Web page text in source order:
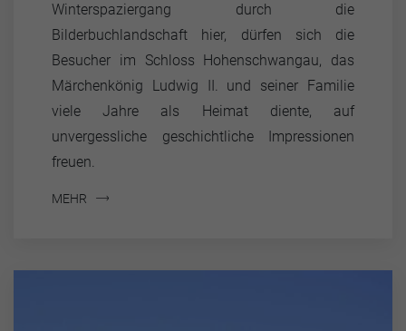
Winterspaziergang durch die
Bilderbuchlandschaft hier, dürfen sich die
Besucher im Schloss Hohenschwangau, das
Märchenkönig Ludwig II. und seiner Familie
viele Jahre als Heimat diente, auf
unvergessliche geschichtliche Impressionen
freuen.
MEHR